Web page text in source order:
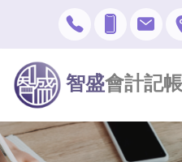
智盛會計記